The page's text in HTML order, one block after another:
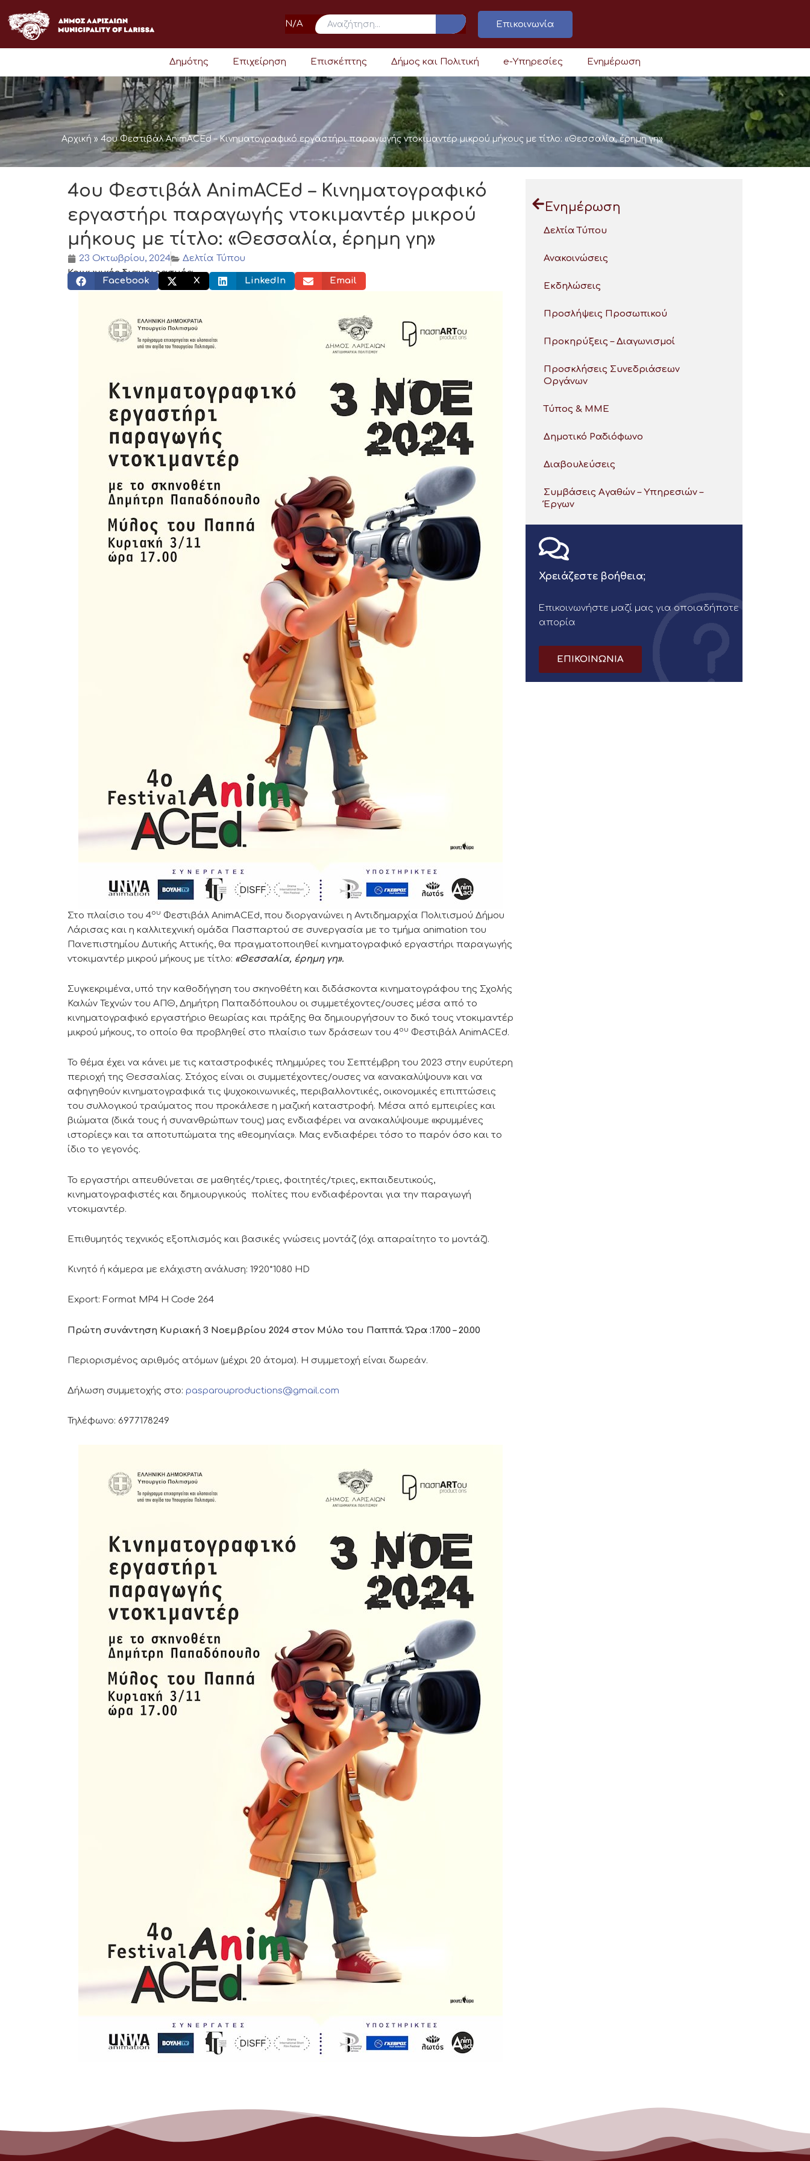
στο
περιεχόμενο
N/A Επικοινωνία
Δημότης Επιχείρηση Επισκέπτης Δήμος και Πολιτική e-Υπηρεσίες Ενημέρωση
Αρχική » 4ου Φεστιβάλ AnimACEd – Κινηματογραφικό εργαστήρι παραγωγής ντοκιμαντέρ μικρού μήκους με τίτλο: «Θεσσαλία, έρημη γη»
4ου Φεστιβάλ AnimACEd – Κινηματογραφικό
εργαστήρι παραγωγής ντοκιμαντέρ μικρού
μήκους με τίτλο: «Θεσσαλία, έρημη γη»
23 Οκτωβρίου, 2024
Δελτία Τύπου
Κοινωνικός διαμοιρασμός:
Facebook X LinkedIn Email
Στο πλαίσιο του 4ου Φεστιβάλ AnimACEd, που διοργανώνει η Αντιδημαρχία Πολιτισμού Δήμου
Λάρισας και η καλλιτεχνική ομάδα Πασπαρτού σε συνεργασία με το τμήμα animation του
Πανεπιστημίου Δυτικής Αττικής, θα πραγματοποιηθεί κινηματογραφικό εργαστήρι παραγωγής
ντοκιμαντέρ μικρού μήκους με τίτλο: «Θεσσαλία, έρημη γη».
Συγκεκριμένα, υπό την καθοδήγηση του σκηνοθέτη και διδάσκοντα κινηματογράφου της Σχολής
Καλών Τεχνών του ΑΠΘ, Δημήτρη Παπαδόπουλου οι συμμετέχοντες/ουσες μέσα από το
κινηματογραφικό εργαστήριο θεωρίας και πράξης θα δημιουργήσουν το δικό τους ντοκιμαντέρ
μικρού μήκους, το οποίο θα προβληθεί στο πλαίσιο των δράσεων του 4ου Φεστιβάλ AnimACEd.
Το θέμα έχει να κάνει με τις καταστροφικές πλημμύρες του Σεπτέμβρη του 2023 στην ευρύτερη
περιοχή της Θεσσαλίας. Στόχος είναι οι συμμετέχοντες/ουσες να «ανακαλύψουν» και να
αφηγηθούν κινηματογραφικά τις ψυχοκοινωνικές, περιβαλλοντικές, οικονομικές επιπτώσεις
του συλλογικού τραύματος που προκάλεσε η μαζική καταστροφή. Μέσα από εμπειρίες και
βιώματα (δικά τους ή συνανθρώπων τους) μας ενδιαφέρει να ανακαλύψουμε «κρυμμένες
ιστορίες» και τα αποτυπώματα της «θεομηνίας». Μας ενδιαφέρει τόσο το παρόν όσο και το
ίδιο το γεγονός.
Το εργαστήρι απευθύνεται σε μαθητές/τριες, φοιτητές/τριες, εκπαιδευτικούς,
κινηματογραφιστές και δημιουργικούς πολίτες που ενδιαφέρονται για την παραγωγή
ντοκιμαντέρ.
Επιθυμητός τεχνικός εξοπλισμός και βασικές γνώσεις μοντάζ (όχι απαραίτητο το μοντάζ).
Κινητό ή κάμερα με ελάχιστη ανάλυση: 1920*1080 HD
Export: Format MP4 H Code 264
Πρώτη συνάντηση Κυριακή 3 Νοεμβρίου 2024 στον Μύλο του Παππά. Ώρα :17.00 – 20.00
Περιορισμένος αριθμός ατόμων (μέχρι 20 άτομα). Η συμμετοχή είναι δωρεάν.
Δήλωση συμμετοχής στο: pasparouproductions@gmail.com
Τηλέφωνο: 6977178249
Ενημέρωση
Δελτία Τύπου
Ανακοινώσεις
Εκδηλώσεις
Προσλήψεις Προσωπικού
Προκηρύξεις – Διαγωνισμοί
Προσκλήσεις Συνεδριάσεων
Οργάνων
Τύπος & ΜΜΕ
Δημοτικό Ραδιόφωνο
Διαβουλεύσεις
Συμβάσεις Αγαθών – Υπηρεσιών –
Έργων
Χρειάζεστε βοήθεια;
Επικοινωνήστε μαζί μας για οποιαδήποτε
απορία
ΕΠΙΚΟΙΝΩΝΙΑ